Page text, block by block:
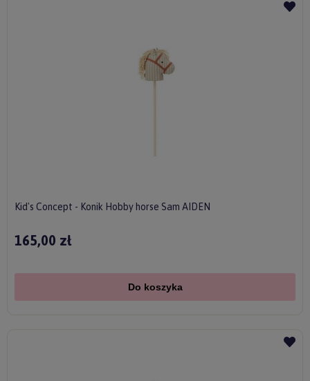
Kid's Concept - Konik Hobby horse Sam AIDEN
165,00 zł
Do koszyka